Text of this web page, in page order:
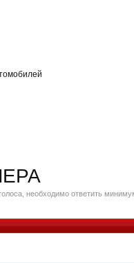
необходимо ответить